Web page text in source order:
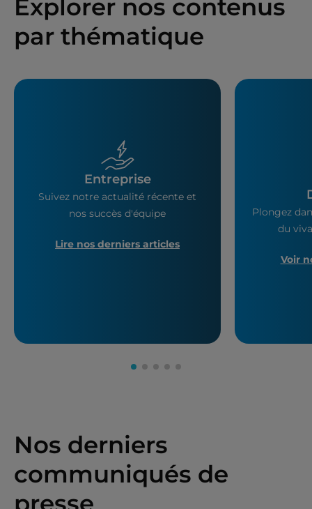
Explorer nos contenus
par thématique
Entreprise
Suivez notre actualité récente et
nos succès d'équipe
Lire nos derniers articles
Plongez
du
Voir
Nos derniers
communiqués de